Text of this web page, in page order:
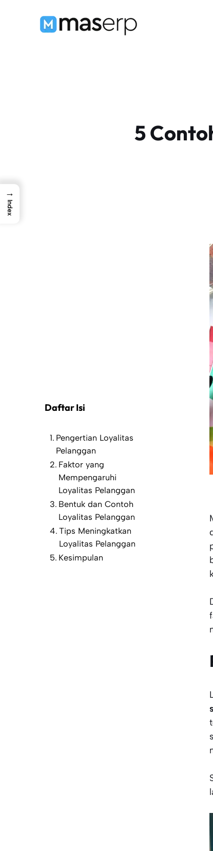
5
Daftar Isi
Pengertian Loyalitas
Pelanggan
Faktor yang
Mempengaruhi
Loyalitas Pelanggan
Bentuk dan Contoh
Loyalitas Pelanggan
Tips Meningkatkan
Loyalitas Pelanggan
Kesimpulan
→
Index